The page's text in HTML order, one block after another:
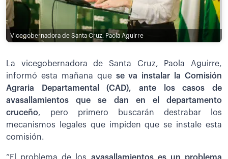
Vicegobernadora de Santa Cruz, Paola Aguirre
La vicegobernadora de Santa Cruz, Paola Aguirre,
informó esta mañana que se va instalar la Comisión
Agraria Departamental (CAD), ante los casos de
avasallamientos que se dan en el departamento
cruceño, pero primero buscarán destrabar los
mecanismos legales que impiden que se instale esta
comisión.
“El problema de los avasallamientos es un problema